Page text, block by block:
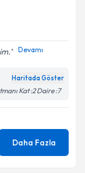
Devamı
Haritada Göster
Kat :2 Daire :7
Daha Fazla